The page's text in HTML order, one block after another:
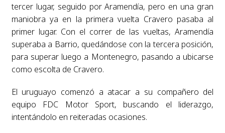
tercer lugar, seguido por Aramendía, pero en una gran
maniobra ya en la primera vuelta Cravero pasaba al
primer lugar. Con el correr de las vueltas, Aramendía
superaba a Barrio, quedándose con la tercera posición,
para superar luego a Montenegro, pasando a ubicarse
como escolta de Cravero.
El uruguayo comenzó a atacar a su compañero del
equipo FDC Motor Sport, buscando el liderazgo,
intentándolo en reiteradas ocasiones.